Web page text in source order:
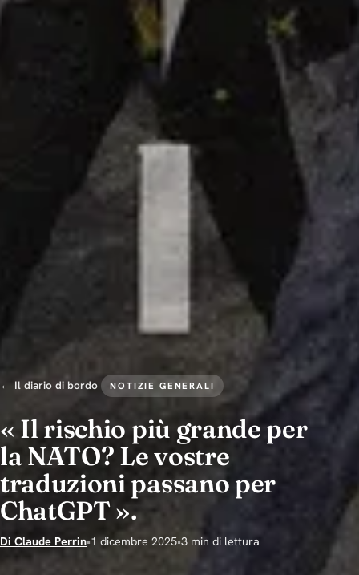
← Il diario di bordo NOTIZIE GENERALI
« Il rischio più grande per
la NATO? Le vostre
traduzioni passano per
ChatGPT ».
Di Claude Perrin•1 dicembre 2025•3 min di lettura